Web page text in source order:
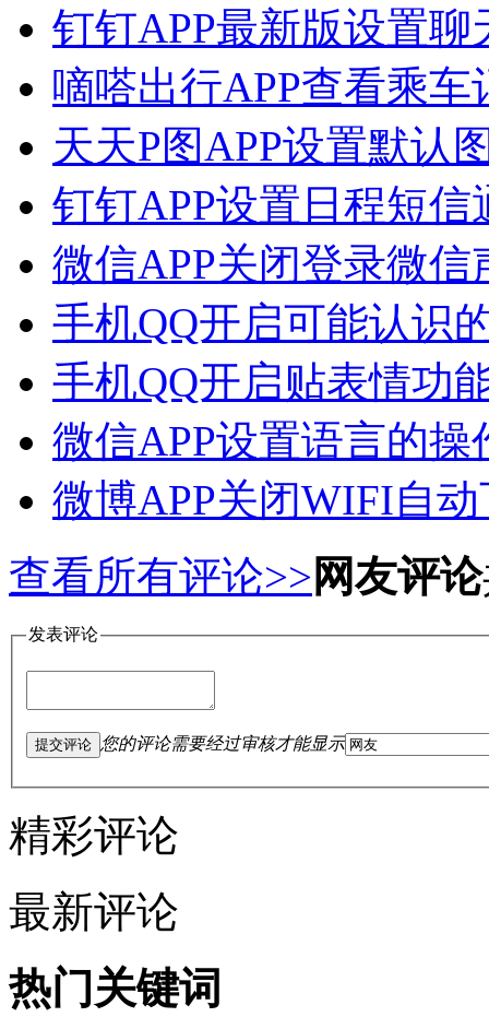
钉钉APP最新版设置
嘀嗒出行APP查看乘
天天P图APP设置默认
钉钉APP设置日程短
微信APP关闭登录微
手机QQ开启可能认识
手机QQ开启贴表情功
微信APP设置语言的操
微博APP关闭WIFI自
查看所有评论>> 网友评论
发表评论
提交评论 您的评论需要经过审核才能显示
精彩评论
最新评论
热门关键词